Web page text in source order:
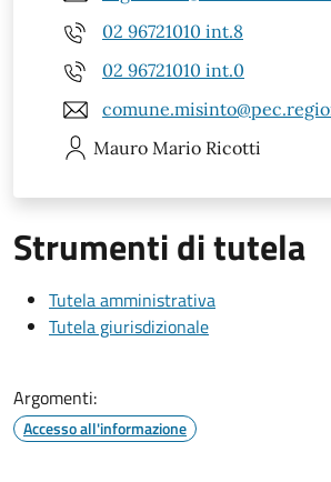
02 96721010 int.8
02 96721010 int.0
Mauro Mario Ricotti
Strumenti di tutela
Tutela amministrativa
Tutela giurisdizionale
Argomenti:
Accesso all'informazione